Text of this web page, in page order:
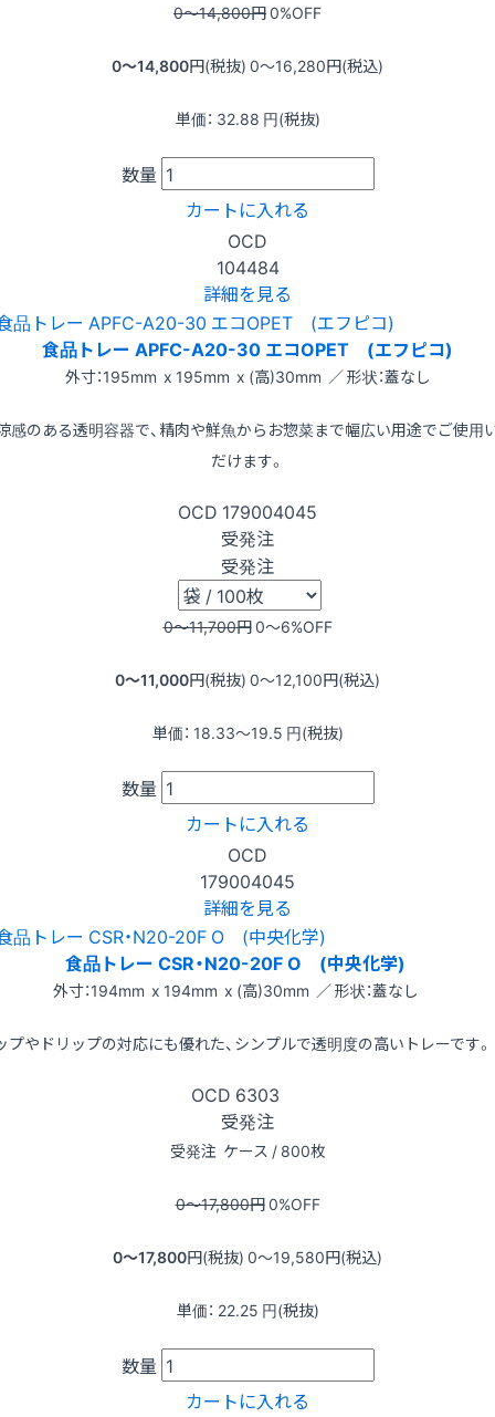
0〜14,800円0%OFF
0〜14,800円(税抜) 0〜16,280円(税込)
単価： 32.88 円(税抜)
数量
カートに入れる
OCD
104484
詳細を見る
食品トレー APFC-A20-30 エコOPET (エフピコ)
外寸：195mm x 195mm x (高)30mm ／ 形状：蓋なし
感のある透明容器で、精肉や鮮魚からお惣菜まで幅広い用途でご使用
だけます。
OCD 179004045
受発注
受発注
0〜11,700円0〜6%OFF
0〜11,000円(税抜) 0〜12,100円(税込)
単価： 18.33〜19.5 円(税抜)
数量
カートに入れる
OCD
179004045
詳細を見る
食品トレー CSR・N20-20F O (中央化学)
外寸：194mm x 194mm x (高)30mm ／ 形状：蓋なし
プやドリップの対応にも優れた、シンプルで透明度の高いトレーです。
OCD 6303
受発注
受発注 ケース / 800枚
0〜17,800円0%OFF
0〜17,800円(税抜) 0〜19,580円(税込)
単価： 22.25 円(税抜)
数量
カートに入れる